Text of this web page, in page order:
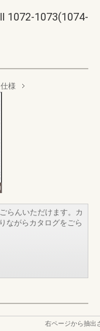
1072-1073(1074-
様
らんいただけます。カ
ながらカタログをごら
右ページから抽出